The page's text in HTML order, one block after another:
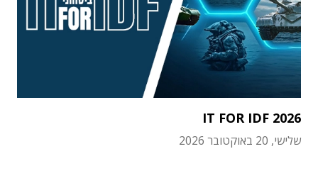
IT FOR IDF 2026
שלישי, 20 באוקטובר 2026